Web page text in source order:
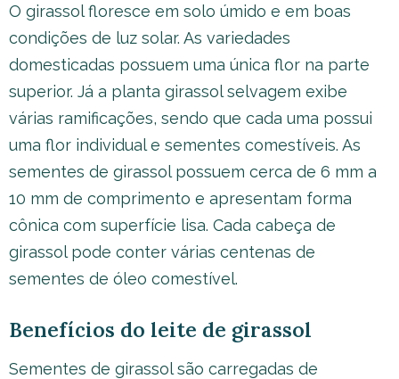
O girassol floresce em solo úmido e em boas
condições de luz solar. As variedades
domesticadas possuem uma única flor na parte
superior. Já a planta girassol selvagem exibe
várias ramificações, sendo que cada uma possui
uma flor individual e sementes comestíveis. As
sementes de girassol possuem cerca de 6 mm a
10 mm de comprimento e apresentam forma
cônica com superfície lisa. Cada cabeça de
girassol pode conter várias centenas de
sementes de óleo comestível.
Benefícios do leite de girassol
Sementes de girassol são carregadas de